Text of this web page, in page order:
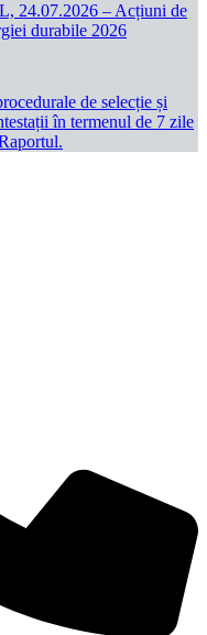
24.07.2026 – Acțiuni de
durabile 2026
de selecție și
în termenul de 7 zile